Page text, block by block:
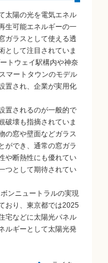
太陽の光を電気エネル
生可能エネルギーの一
ガラスとして使える透
として注目されていま
トウェイ駅構内や神奈
マートタウンのモデル
置され、企業が実用化
置されるのが一般的で
破壊も指摘されていま
の窓や壁面などガラス
ができ、通常の窓ガラ
や断熱性にも優れてい
つとして期待されてい
ンニュートラルの実現
おり、東京都では2025
宅などに太陽光パネル
ルギーとして太陽光発